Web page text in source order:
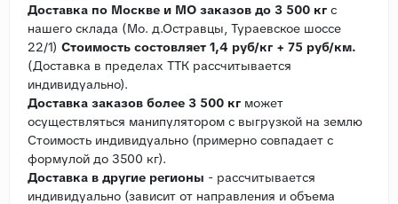
Доставка по Москве и МО заказов до 3 500 кг с
нашего склада (Мо. д.Остравцы, Тураевское шоссе
22/1) Стоимость состовляет 1,4 руб/кг + 75 руб/км.
(Доставка в пределах ТТК рассчитывается
индивидуально).
Доставка заказов более 3 500 кг может
осуществляться манипулятором с выгрузкой на землю
Стоимость индивидуально (примерно совпадает с
формулой до 3500 кг).
Доставка в другие регионы - рассчитывается
индивидуально (зависит от направления и объема